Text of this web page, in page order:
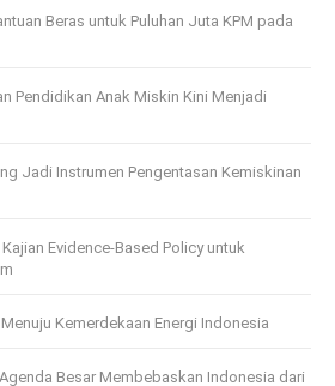
Beras untuk Puluhan Juta KPM pada
Pendidikan Anak Miskin Kini Menjadi
Jadi Instrumen Pengentasan Kemiskinan
Evidence-Based Policy untuk
Kemerdekaan Energi Indonesia
Besar Membebaskan Indonesia dari